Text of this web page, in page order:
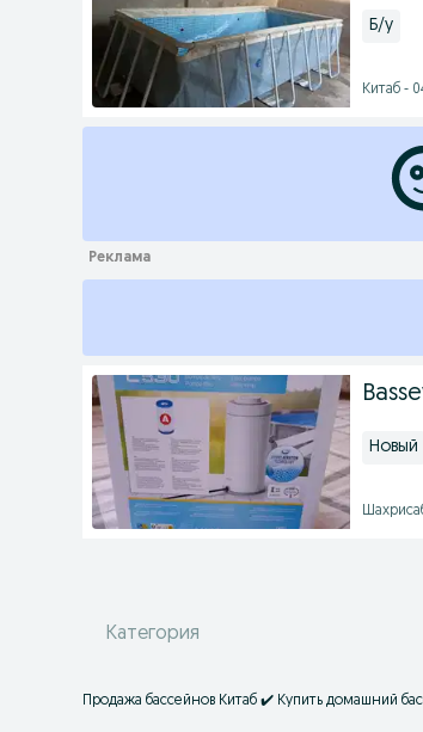
Б/у
Китаб -
Новый
Категория
Продажа бассейнов Китаб ✔️ Купить домашний